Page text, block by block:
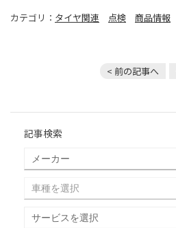
カテゴリ： タイヤ関連 点検 商品情報
< 前の記事へ
記事検索